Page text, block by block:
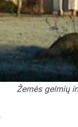
Žemės gelmių